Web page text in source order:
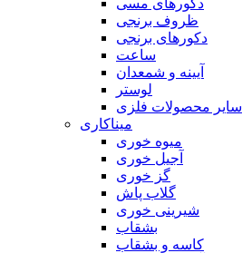
دکورهای مسی
ظروف برنجی
دکورهای برنجی
ساعت
آیینه و شمعدان
لوستر
سایر محصولات فلزی
میناکاری
میوه خوری
آجیل خوری
گز خوری
گلاب پاش
شیرینی خوری
بشقاب
کاسه و بشقاب